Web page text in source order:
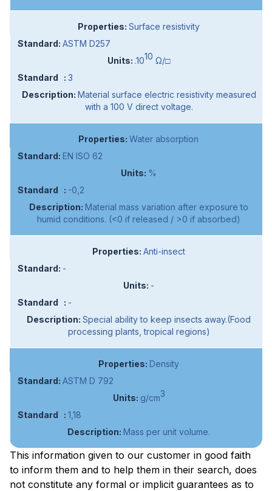
Surface resistivity
ASTM D257
.1010 Ω/□
3
Material surface electric resistivity measured
with a 100 V direct voltage.
Water absorption
EN ISO 62
%
-0,2
Material mass variation after exposure to
humid conditions. (<0 if released / >0 if absorbed)
Anti-insect
-
-
-
Special ability to keep insects away.(Food
processing plants, tropical regions)
Density
ASTM D 792
g/cm3
1,18
Mass per unit volume.
This information given to our customer in good faith
to inform them and to help them in their search, does
not constitute any formal or implicit guarantees as to